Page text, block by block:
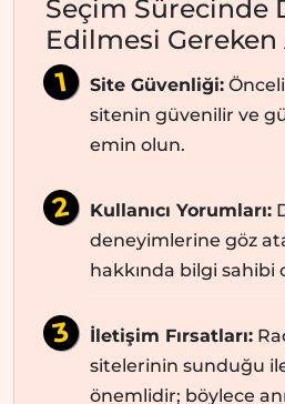
Seçim Sürecinde
Edilmesi Gereken
Site Güvenliği:
sitenin güvenilir ve
emin olun.
Kullanıcı Yorumları:
deneyimlerine göz
hakkında bilgi sahibi
İletişim Fırsatları:
sitelerinin sunduğu
önemlidir; böylece